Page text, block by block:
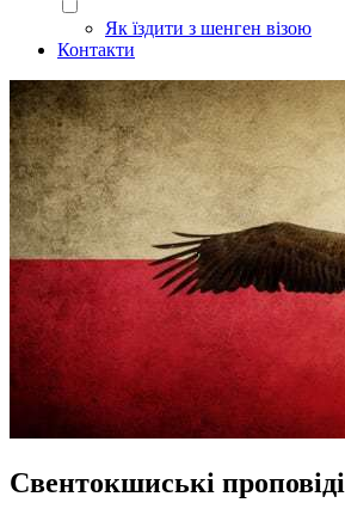
Як їздити з шенген візою
Контакти
Свентокшиські проповіді